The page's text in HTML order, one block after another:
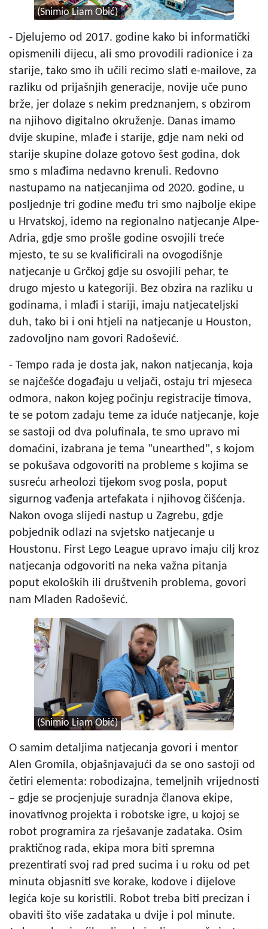
(Snimio Liam Obić)
- Djelujemo od 2017. godine kako bi informatički
opismenili dijecu, ali smo provodili radionice i za
starije, tako smo ih učili recimo slati e-mailove, za
razliku od prijašnjih generacije, novije uče puno
brže, jer dolaze s nekim predznanjem, s obzirom
na njihovo digitalno okruženje. Danas imamo
dvije skupine, mlađe i starije, gdje nam neki od
starije skupine dolaze gotovo šest godina, dok
smo s mlađima nedavno krenuli. Redovno
nastupamo na natjecanjima od 2020. godine, u
posljednje tri godine među tri smo najbolje ekipe
u Hrvatskoj, idemo na regionalno natjecanje Alpe-
Adria, gdje smo prošle godine osvojili treće
mjesto, te su se kvalificirali na ovogodišnje
natjecanje u Grčkoj gdje su osvojili pehar, te
drugo mjesto u kategoriji. Bez obzira na razliku u
godinama, i mlađi i stariji, imaju natjecateljski
duh, tako bi i oni htjeli na natjecanje u Houston,
zadovoljno nam govori Radošević.
- Tempo rada je dosta jak, nakon natjecanja, koja
se najčešće događaju u veljači, ostaju tri mjeseca
odmora, nakon kojeg počinju registracije timova,
te se potom zadaju teme za iduće natjecanje, koje
se sastoji od dva polufinala, te smo upravo mi
domaćini, izabrana je tema "unearthed", s kojom
se pokušava odgovoriti na probleme s kojima se
susreću arheolozi tijekom svog posla, poput
sigurnog vađenja artefakata i njihovog čišćenja.
Nakon ovoga slijedi nastup u Zagrebu, gdje
pobjednik odlazi na svjetsko natjecanje u
Houstonu. First Lego League upravo imaju cilj kroz
natjecanja odgovoriti na neka važna pitanja
poput ekoloških ili društvenih problema, govori
nam Mladen Radošević.
(Snimio Liam Obić)
O samim detaljima natjecanja govori i mentor
Alen Gromila, objašnjavajući da se ono sastoji od
četiri elementa: robodizajna, temeljnih vrijednosti
– gdje se procjenjuje suradnja članova ekipe,
inovativnog projekta i robotske igre, u kojoj se
robot programira za rješavanje zadataka. Osim
praktičnog rada, ekipa mora biti spremna
prezentirati svoj rad pred sucima i u roku od pet
minuta objasniti sve korake, kodove i dijelove
legića koje su koristili. Robot treba biti precizan i
obaviti što više zadataka u dvije i pol minute.